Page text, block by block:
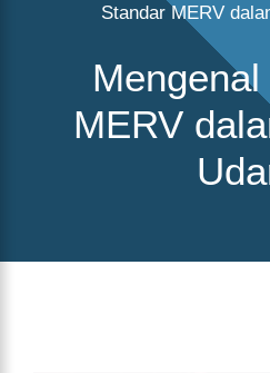
Standar MERV
MERV